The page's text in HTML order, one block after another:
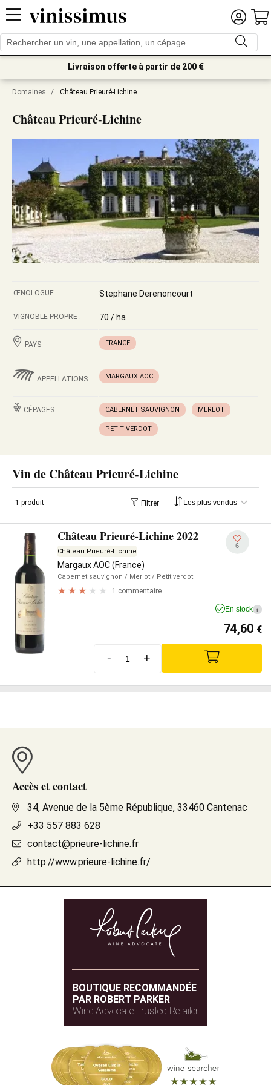
Livraison offerte à partir de 200 €
Domaines / Château Prieuré-Lichine
Château Prieuré-Lichine
ŒNOLOGUE Stephane Derenoncourt
VIGNOBLE PROPRE : 70 / ha
PAYS FRANCE
APPELLATIONS MARGAUX AOC
CÉPAGES CABERNET SAUVIGNON MERLOT
PETIT VERDOT
Vin de Château Prieuré-Lichine
1 produit Filtrer
Château Prieuré-Lichine 2022
Château Prieuré-Lichine
Margaux AOC (France)
Cabernet sauvignon / Merlot / Petit verdot
1 commentaire
6
En stock i
74,60 €
- +
Accès et contact
34, Avenue de la 5ème République, 33460 Cantenac
+33 557 883 628
contact@prieure-lichine.fr
http://www.prieure-lichine.fr/
BOUTIQUE RECOMMANDÉE
PAR ROBERT PARKER
Wine Advocate Trusted Retailer